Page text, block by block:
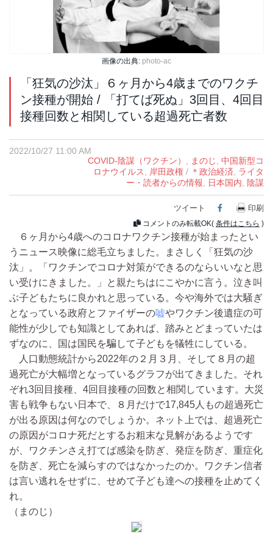
画像の出典: photo-ac
「狂気の沙汰」６ヶ月から4歳までのワクチ
ン接種が開始 / 「打てば死ぬ」3回目、4回目
接種回数と相関している超過死亡者数
2022/10/27 11:00 AM
COVID-陰謀（ワクチン）
まのじ
中国新型コ
ロナウイルス
岸田政権 / ＊政治経済
ライタ
ー・読者からの情報
日本国内 陰謀
ツイート Facebook
印刷
コメントのみ転載OK( 条件はこちら )
６ヶ月から4歳へのコロナワクチン接種が始まったとい
うニュース映像に総毛立ちました。まさしく「狂気の沙
汰」。「ワクチンでコロナ対策ができるのならいいなと思
い受けにきました。」と親たちはにこやかに言う。泣き叫
ぶ子どもたちに良かれと思っている。今や海外では大騒ぎ
となっている政府とファイザーの嘘やワクチン後遺症の可
能性が少しでも知識としてあれば、踏みとどまっていたは
ずなのに、国は国民を騙して子どもを犠牲にしている。
人口動態統計から2022年の２月３月、そして８月の超
過死亡が大幅増となっているグラフが出てきました。それ
ぞれ3回目接種、4回目接種の回数と相関しています。大災
害も戦争もない日本で、８月だけで17,845人もの超過死亡
が出る原因は何なのでしょうか。ネット上では、超過死亡
の原因がコロナ死だとするお粗末な見解があるようです
が、ワクチンさえ打てば感染を防ぎ、発症を防ぎ、重症化
を防ぎ、死亡を減らすのではなかったのか。ワクチン信者
は言い逃れをせずに、せめて子ども達への接種を止めてく
れ。
（まのじ）